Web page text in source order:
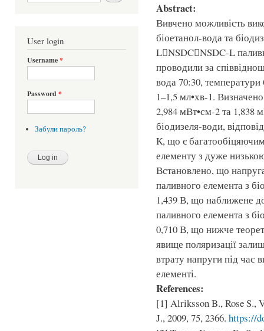
User login
Username*
Password *
Забули пароль?
Abstract:
Вивчено можливість
біоетанол-вода та
LNSDCNSDC-L
проводили за
вода 70:30, температури
1–1,5 мл•хв-1.
2,984 мВт•см-2 та 1,838
біодизеля-води,
К, що є
елементу з дуже
Встановлено, що
паливного елемента з
1,439 В, що наближене
паливного елемента з
0,710 В, що нижче
явище поляризації
втрату напруги під час
елементі.
References:
[1] Alriksson B., Rose S.,
J., 2009, 75, 2366. https://